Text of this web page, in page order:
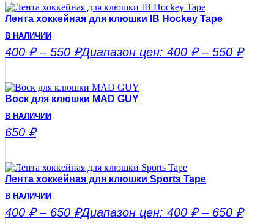
Лента хоккейная для клюшки IB Hockey Tape
В НАЛИЧИИ
400 ₽ – 550 ₽Диапазон цен: 400 ₽ – 550 ₽
Воск для клюшки MAD GUY
В НАЛИЧИИ
650 ₽
Лента хоккейная для клюшки Sports Tape
В НАЛИЧИИ
400 ₽ – 650 ₽Диапазон цен: 400 ₽ – 650 ₽